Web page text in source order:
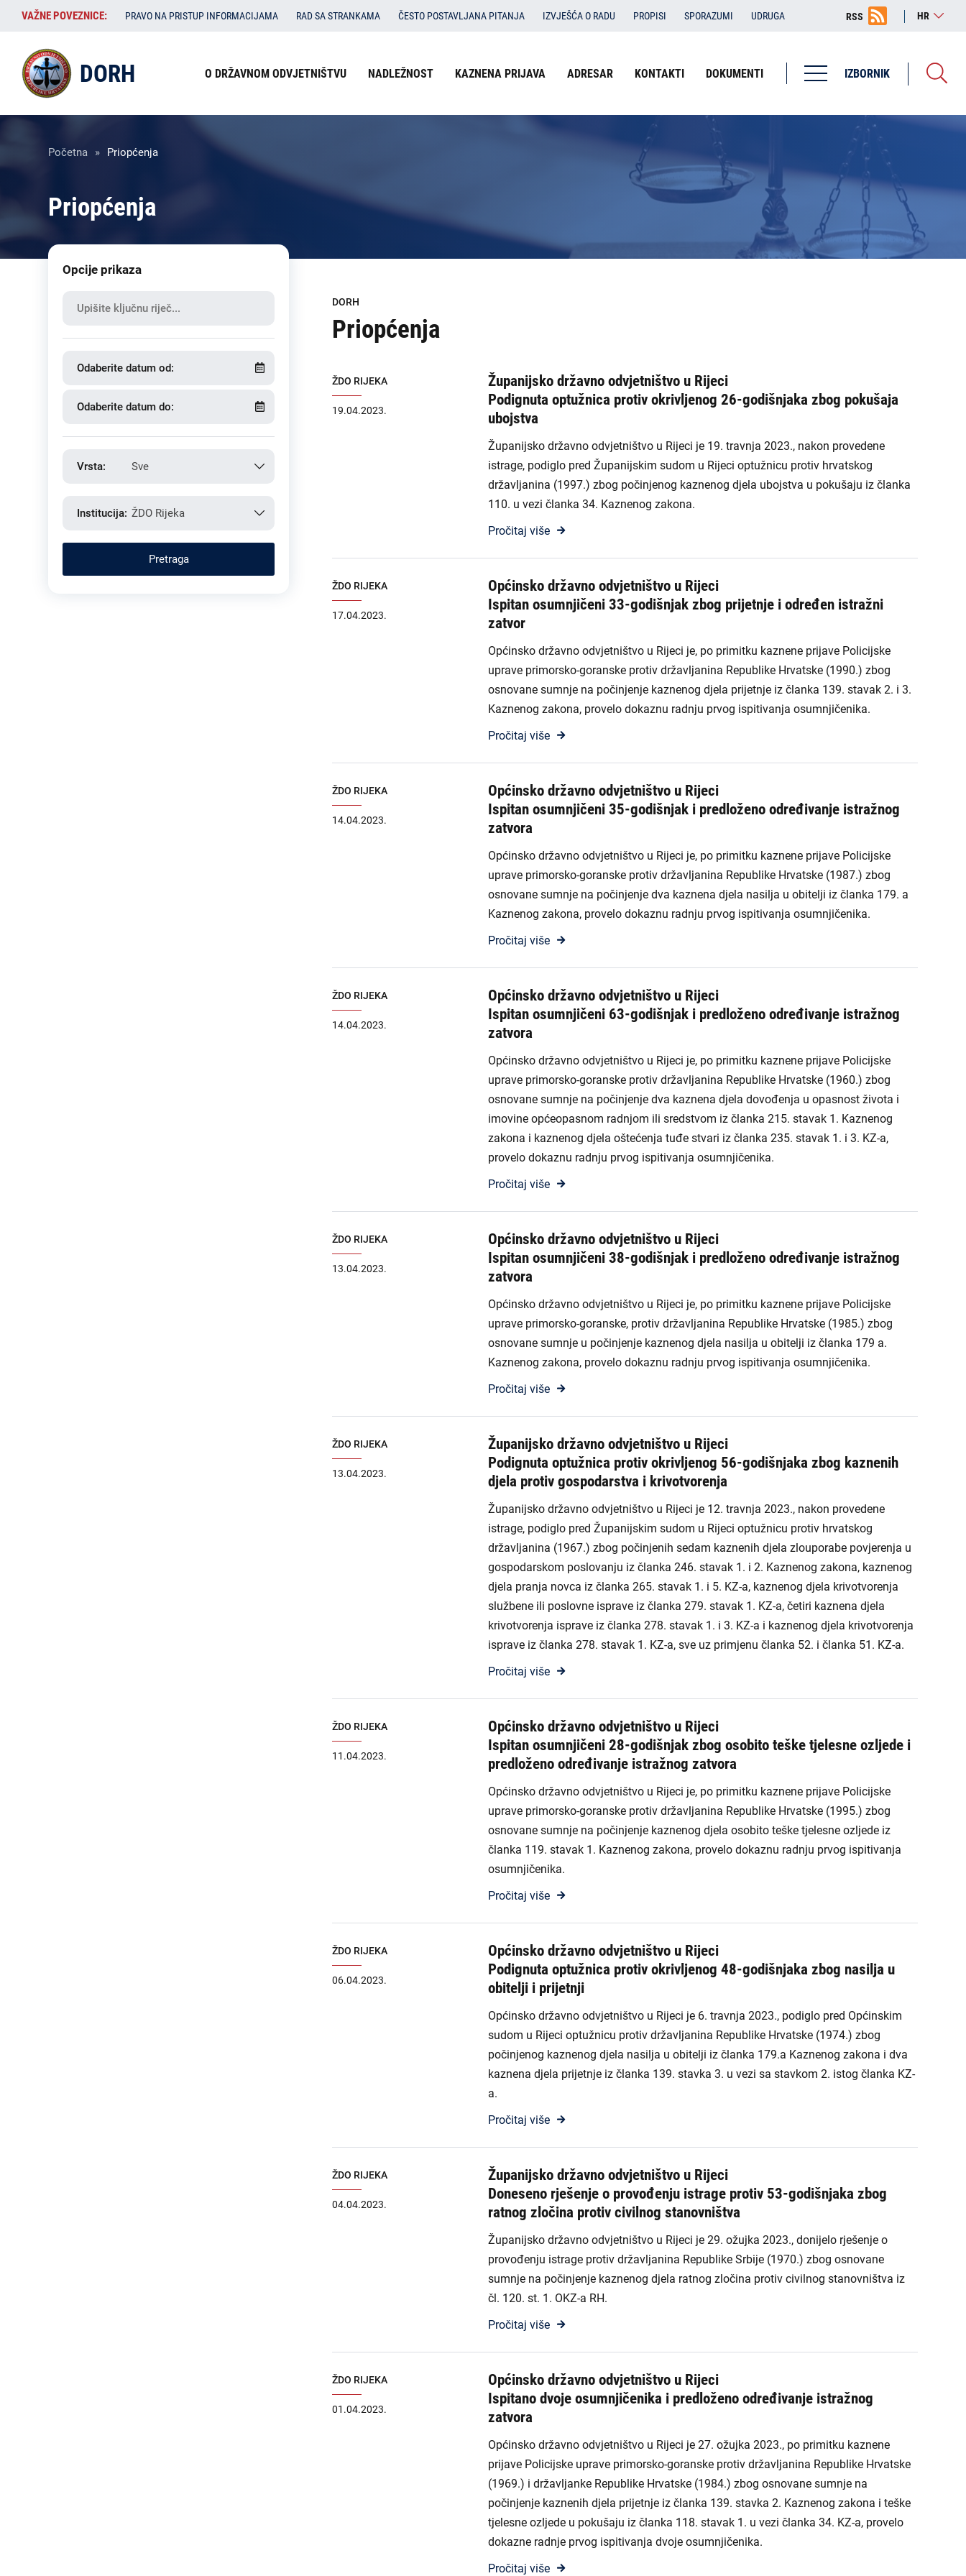
Skoči
sadržaj
VAŽNE
POVEZNICE:
VAŽNE POVEZNICE: PRAVO NA PRISTUP INFORMACIJAMA RAD SA STRANKAMA ČESTO POSTAVLJANA PITANJA IZVJEŠĆA O RADU PROPISI SPORAZUMI UDRUGA HR
RSS
IZBORNIK
Izbornik
zaglavlju
O državnom odvjetništvu
Nadležnost
Kontakti
na
naslovnoj
USKOK
Županijska državna odvjetništva
Županijska državna odvjetništva
ŽDO Bjelovar
ŽDO Dubrovnik
ŽDO Karlovac
ŽDO Pula - Pola
ŽDO Split
ŽDO Varaždin
ŽDO Velika Gorica
ŽDO Zadar
ŽDO Zagreb
Općinska državna odvjetništva
Državnoodvjetničko vijeće
Zabranjen utjecaj i prisila
Financijske objave
Isplate iz proračuna
Odluke i izvješća
DORH
Izbornik
zaglavlju
O DRŽAVNOM ODVJETNIŠTVU NADLEŽNOST KAZNENA PRIJAVA ADRESAR KONTAKTI DOKUMENTI
Breadcrumb
Početna Priopćenja
Priopćenja
Opcije prikaza
Odaberite datum od:
Odaberite datum do:
Vrsta: Sve
Institucija: ŽDO Rijeka
DORH
Priopćenja
ŽDO RIJEKA
19.04.2023.
Županijsko državno odvjetništvo u Rijeci
Podignuta optužnica protiv okrivljenog 26-godišnjaka zbog pokušaja
ubojstva
Županijsko državno odvjetništvo u Rijeci je 19. travnja 2023., nakon provedene
istrage, podiglo pred Županijskim sudom u Rijeci optužnicu protiv hrvatskog
državljanina (1997.) zbog počinjenog kaznenog djela ubojstva u pokušaju iz članka
110. u vezi članka 34. Kaznenog zakona.
Pročitaj više
ŽDO RIJEKA
17.04.2023.
Općinsko državno odvjetništvo u Rijeci
Ispitan osumnjičeni 33-godišnjak zbog prijetnje i određen istražni
zatvor
Općinsko državno odvjetništvo u Rijeci je, po primitku kaznene prijave Policijske
uprave primorsko-goranske protiv državljanina Republike Hrvatske (1990.) zbog
osnovane sumnje na počinjenje kaznenog djela prijetnje iz članka 139. stavak 2. i 3.
Kaznenog zakona, provelo dokaznu radnju prvog ispitivanja osumnjičenika.
Pročitaj više
ŽDO RIJEKA
14.04.2023.
Općinsko državno odvjetništvo u Rijeci
Ispitan osumnjičeni 35-godišnjak i predloženo određivanje istražnog
zatvora
Općinsko državno odvjetništvo u Rijeci je, po primitku kaznene prijave Policijske
uprave primorsko-goranske protiv državljanina Republike Hrvatske (1987.) zbog
osnovane sumnje na počinjenje dva kaznena djela nasilja u obitelji iz članka 179. a
Kaznenog zakona, provelo dokaznu radnju prvog ispitivanja osumnjičenika.
Pročitaj više
ŽDO RIJEKA
14.04.2023.
Općinsko državno odvjetništvo u Rijeci
Ispitan osumnjičeni 63-godišnjak i predloženo određivanje istražnog
zatvora
Općinsko državno odvjetništvo u Rijeci je, po primitku kaznene prijave Policijske
uprave primorsko-goranske protiv državljanina Republike Hrvatske (1960.) zbog
osnovane sumnje na počinjenje dva kaznena djela dovođenja u opasnost života i
imovine općeopasnom radnjom ili sredstvom iz članka 215. stavak 1. Kaznenog
zakona i kaznenog djela oštećenja tuđe stvari iz članka 235. stavak 1. i 3. KZ-a,
provelo dokaznu radnju prvog ispitivanja osumnjičenika.
Pročitaj više
ŽDO RIJEKA
13.04.2023.
Općinsko državno odvjetništvo u Rijeci
Ispitan osumnjičeni 38-godišnjak i predloženo određivanje istražnog
zatvora
Općinsko državno odvjetništvo u Rijeci je, po primitku kaznene prijave Policijske
uprave primorsko-goranske, protiv državljanina Republike Hrvatske (1985.) zbog
osnovane sumnje u počinjenje kaznenog djela nasilja u obitelji iz članka 179 a.
Kaznenog zakona, provelo dokaznu radnju prvog ispitivanja osumnjičenika.
Pročitaj više
ŽDO RIJEKA
13.04.2023.
Županijsko državno odvjetništvo u Rijeci
Podignuta optužnica protiv okrivljenog 56-godišnjaka zbog kaznenih
djela protiv gospodarstva i krivotvorenja
Županijsko državno odvjetništvo u Rijeci je 12. travnja 2023., nakon provedene
istrage, podiglo pred Županijskim sudom u Rijeci optužnicu protiv hrvatskog
državljanina (1967.) zbog počinjenih sedam kaznenih djela zlouporabe povjerenja u
gospodarskom poslovanju iz članka 246. stavak 1. i 2. Kaznenog zakona, kaznenog
djela pranja novca iz članka 265. stavak 1. i 5. KZ-a, kaznenog djela krivotvorenja
službene ili poslovne isprave iz članka 279. stavak 1. KZ-a, četiri kaznena djela
krivotvorenja isprave iz članka 278. stavak 1. i 3. KZ-a i kaznenog djela krivotvorenja
isprave iz članka 278. stavak 1. KZ-a, sve uz primjenu članka 52. i članka 51. KZ-a.
Pročitaj više
ŽDO RIJEKA
11.04.2023.
Općinsko državno odvjetništvo u Rijeci
Ispitan osumnjičeni 28-godišnjak zbog osobito teške tjelesne ozljede i
predloženo određivanje istražnog zatvora
Općinsko državno odvjetništvo u Rijeci je, po primitku kaznene prijave Policijske
uprave primorsko-goranske protiv državljanina Republike Hrvatske (1995.) zbog
osnovane sumnje na počinjenje kaznenog djela osobito teške tjelesne ozljede iz
članka 119. stavak 1. Kaznenog zakona, provelo dokaznu radnju prvog ispitivanja
osumnjičenika.
Pročitaj više
ŽDO RIJEKA
06.04.2023.
Općinsko državno odvjetništvo u Rijeci
Podignuta optužnica protiv okrivljenog 48-godišnjaka zbog nasilja u
obitelji i prijetnji
Općinsko državno odvjetništvo u Rijeci je 6. travnja 2023., podiglo pred Općinskim
sudom u Rijeci optužnicu protiv državljanina Republike Hrvatske (1974.) zbog
počinjenog kaznenog djela nasilja u obitelji iz članka 179.a Kaznenog zakona i dva
kaznena djela prijetnje iz članka 139. stavka 3. u vezi sa stavkom 2. istog članka KZ-
a.
Pročitaj više
ŽDO RIJEKA
04.04.2023.
Županijsko državno odvjetništvo u Rijeci
Doneseno rješenje o provođenju istrage protiv 53-godišnjaka zbog
ratnog zločina protiv civilnog stanovništva
Županijsko državno odvjetništvo u Rijeci je 29. ožujka 2023., donijelo rješenje o
provođenju istrage protiv državljanina Republike Srbije (1970.) zbog osnovane
sumnje na počinjenje kaznenog djela ratnog zločina protiv civilnog stanovništva iz
čl. 120. st. 1. OKZ-a RH.
Pročitaj više
ŽDO RIJEKA
01.04.2023.
Općinsko državno odvjetništvo u Rijeci
Ispitano dvoje osumnjičenika i predloženo određivanje istražnog
zatvora
Općinsko državno odvjetništvo u Rijeci je 27. ožujka 2023., po primitku kaznene
prijave Policijske uprave primorsko-goranske protiv državljanina Republike Hrvatske
(1969.) i državljanke Republike Hrvatske (1984.) zbog osnovane sumnje na
počinjenje kaznenih djela prijetnje iz članka 139. stavka 2. Kaznenog zakona i teške
tjelesne ozljede u pokušaju iz članka 118. stavak 1. u vezi članka 34. KZ-a, provelo
dokazne radnje prvog ispitivanja dvoje osumnjičenika.
Pročitaj više